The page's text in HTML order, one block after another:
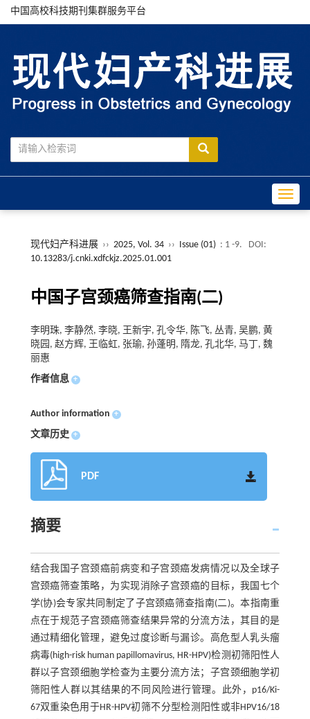
中国高校科技期刊集群服务平台
现代妇产科进展 ›› 2025, Vol. 34 ›› Issue (01) : 1 -9.
DOI:
10.13283/j.cnki.xdfckjz.2025.01.001
中国子宫颈癌筛查指南(二)
李明珠, 李静然, 李晓, 王新宇, 孔令华, 陈飞, 丛青, 吴鹏, 黄
晓园, 赵方辉, 王临虹, 张瑜, 孙蓬明, 隋龙, 孔北华, 马丁, 魏
丽惠
作者信息 +
Author information +
文章历史 +
PDF
摘要
结合我国子宫颈癌前病变和子宫颈癌发病情况以及全球子
宫颈癌筛查策略，为实现消除子宫颈癌的目标，我国七个
学(协)会专家共同制定了子宫颈癌筛查指南(二)。本指南重
点在于规范子宫颈癌筛查结果异常的分流方法，其目的是
通过精细化管理，避免过度诊断与漏诊。高危型人乳头瘤
病毒(high-risk human papillomavirus, HR-HPV)检测初筛阳性人
群以子宫颈细胞学检查为主要分流方法；子宫颈细胞学初
筛阳性人群以其结果的不同风险进行管理。此外，p16/Ki-
67双重染色用于HR-HPV初筛不分型检测阳性或非HPV16/18